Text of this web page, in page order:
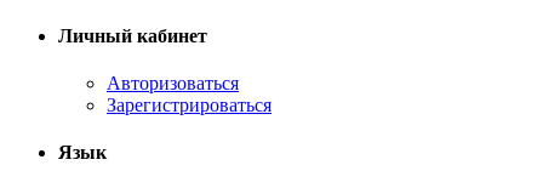
Личный кабинет
Авторизоваться
Зарегистрироваться
Язык